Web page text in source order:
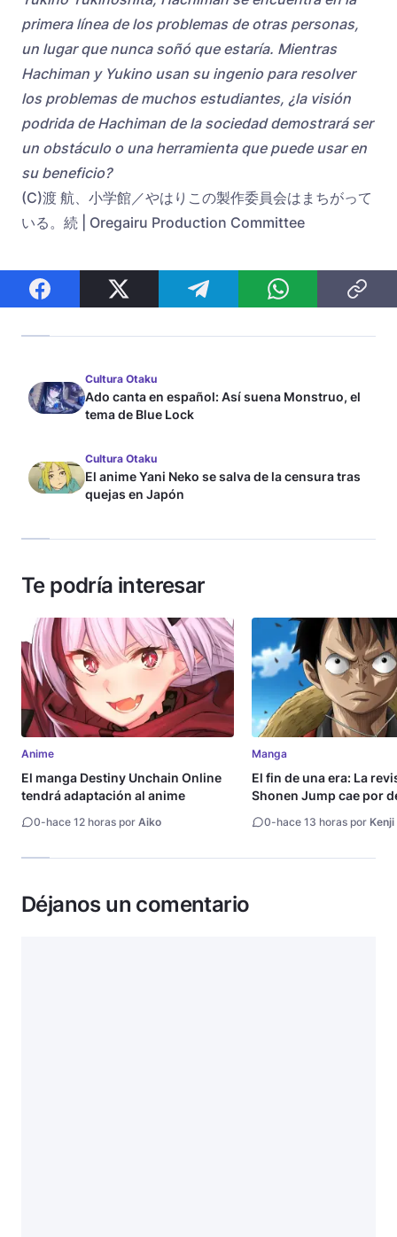
primera línea de los problemas de otras personas,
un lugar que nunca soñó que estaría. Mientras
Hachiman y Yukino usan su ingenio para resolver
los problemas de muchos estudiantes, ¿la visión
podrida de Hachiman de la sociedad demostrará ser
un obstáculo o una herramienta que puede usar en
su beneficio?
(C)渡 航、小学館／やはりこの製作委員会はまちがって
いる。続 | Oregairu Production Committee
Cultura Otaku
Ado canta en español: Así suena Monstruo, el
tema de Blue Lock
Cultura Otaku
El anime Yani Neko se salva de la censura tras
quejas en Japón
Te podría interesar
Anime
El manga Destiny Unchain Online
tendrá adaptación al anime
0-hace 12 horas por Aiko
Manga
El fin de una era: La
Shonen Jump cae por
0-hace 13 horas por Kenji
Déjanos un comentario